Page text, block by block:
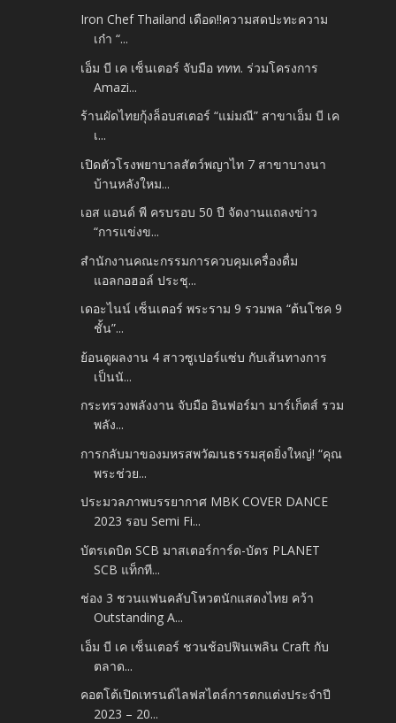
Iron Chef Thailand เดือด!!ความสดปะทะความ
เก๋า “...
เอ็ม บี เค เซ็นเตอร์ จับมือ ททท. ร่วมโครงการ
Amazi...
ร้านผัดไทยกุ้งล็อบสเตอร์ “แม่มณี” สาขาเอ็ม บี เค
เ...
เปิดตัวโรงพยาบาลสัตว์พญาไท 7 สาขาบางนา
บ้านหลังใหม...
เอส แอนด์ พี ครบรอบ 50 ปี จัดงานแถลงข่าว
“การแข่งข...
สำนักงานคณะกรรมการควบคุมเครื่องดื่ม
แอลกอฮอล์ ประชุ...
เดอะไนน์ เซ็นเตอร์ พระราม 9 รวมพล “ต้นโชค 9
ชั้น”...
ย้อนดูผลงาน 4 สาวซูเปอร์แซ่บ กับเส้นทางการ
เป็นนั...
กระทรวงพลังงาน จับมือ อินฟอร์มา มาร์เก็ตส์ รวม
พลัง...
การกลับมาของมหรสพวัฒนธรรมสุดยิ่งใหญ่! “คุณ
พระช่วย...
ประมวลภาพบรรยากาศ MBK COVER DANCE
2023 รอบ Semi Fi...
บัตรเดบิต SCB มาสเตอร์การ์ด-บัตร PLANET
SCB แท็กที...
ช่อง 3 ชวนแฟนคลับโหวตนักแสดงไทย คว้า
Outstanding A...
เอ็ม บี เค เซ็นเตอร์ ชวนช้อปฟินเพลิน Craft กับ
ตลาด...
คอตโต้เปิดเทรนด์ไลฟสไตล์การตกแต่งประจำปี
2023 – 20...